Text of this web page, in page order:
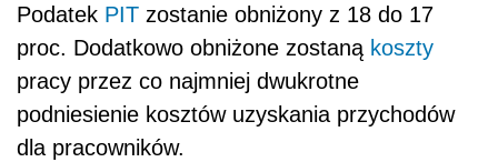
Podatek PIT zostanie obniżony z 18 do 17
proc. Dodatkowo obniżone zostaną koszty
pracy przez co najmniej dwukrotne
podniesienie kosztów uzyskania przychodów
dla pracowników.